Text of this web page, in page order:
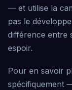
— et utilise la
pas le
différence entre
espoir.
Pour en savoir
spécifiquement